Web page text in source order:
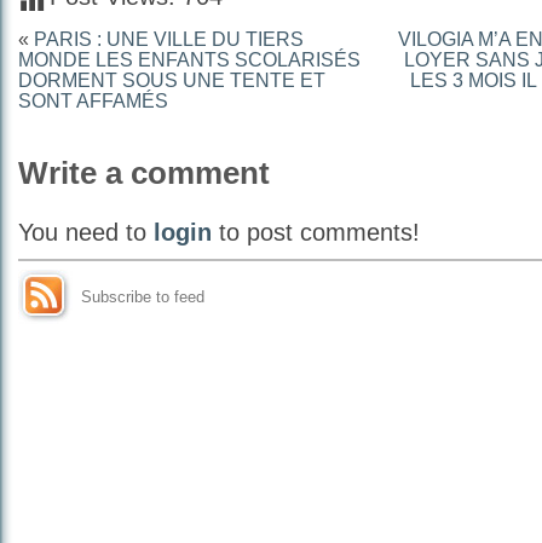
« PARIS : UNE VILLE DU TIERS
MONDE LES ENFANTS SCOLARISÉS
DORMENT SOUS UNE TENTE ET
SONT AFFAMÉS
VILOGIA M’A
LOYER SANS
LES 3 MOIS
Write a comment
You need to login to post comments!
Subscribe to feed